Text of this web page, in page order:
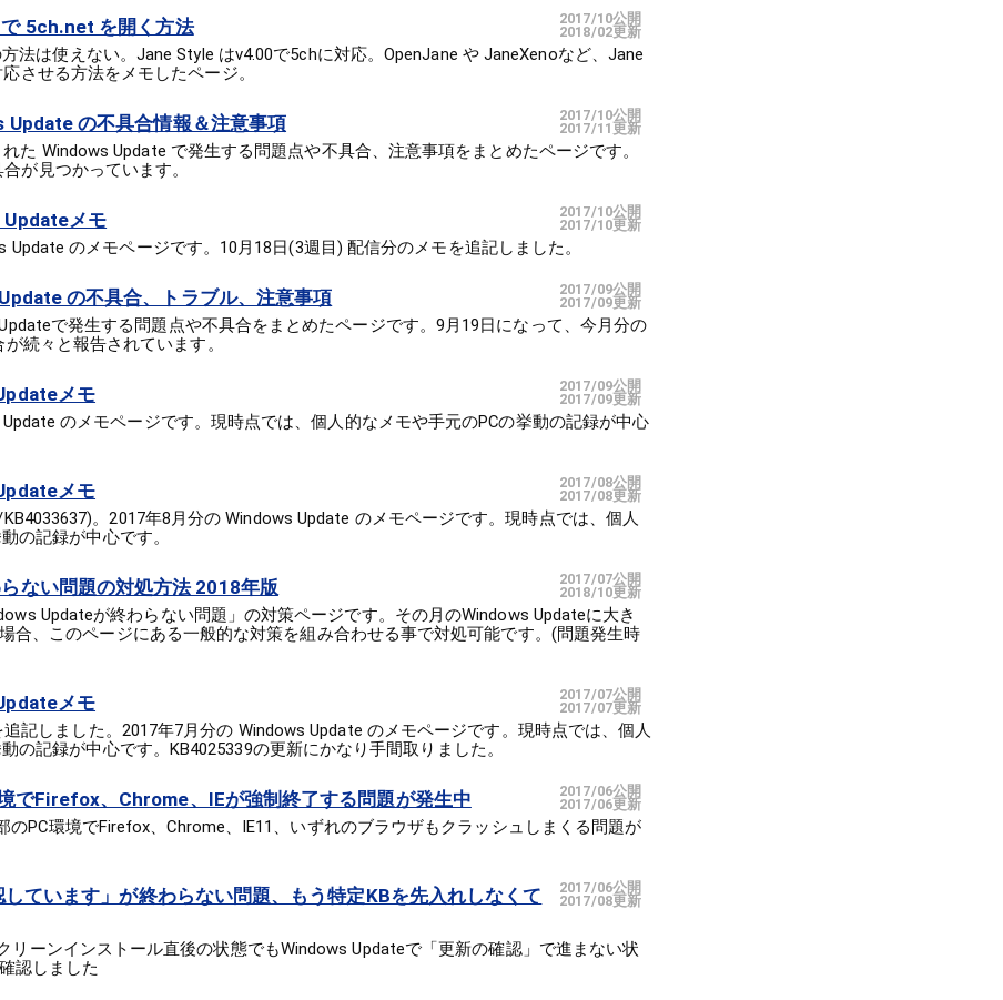
2017/10公開
2018/02更新
5ch.net を開く方法
法は使えない。Jane Style はv4.00で5chに対応。OpenJane や JaneXenoなど、Jane
させる方法をメモしたページ。
2017/10公開
2017/11更新
の不具合情報＆注意事項
た Windows Update で発生する問題点や不具合、注意事項をまとめたページです。
が見つかっています。
2017/10公開
2017/10更新
メモ
Update のメモページです。10月18日(3週目) 配信分のメモを追記しました。
2017/09公開
2017/09更新
の不具合、トラブル、注意事項
で発生する問題点や不具合をまとめたページです。9月19日になって、今月分の
続々と報告されています。
2017/09公開
2017/09更新
メモ
のメモページです。現時点では、個人的なメモや手元のPCの挙動の記録が中心
2017/08公開
2017/08更新
メモ
。2017年8月分の Windows Update のメモページです。現時点では、個人
の記録が中心です。
2017/07公開
2018/10更新
ない問題の対処方法 2018年版
Updateが終わらない問題」の対策ページです。その月のWindows Updateに大き
合、このページにある一般的な対策を組み合わせる事で対処可能です。(問題発生時
2017/07公開
2017/07更新
メモ
記しました。2017年7月分の Windows Update のメモページです。現時点では、個人
の記録が中心です。KB4025339の更新にかなり手間取りました。
2017/06公開
2017/06更新
でFirefox、Chrome、IEが強制終了する問題が発生中
のPC環境でFirefox、Chrome、IE11、いずれのブラウザもクラッシュしまくる問題が
2017/06公開
2017/08更新
しています」が終わらない問題、もう特定KBを先入れしなくて
リーンインストール直後の状態でもWindows Updateで「更新の確認」で進まない状
認しました